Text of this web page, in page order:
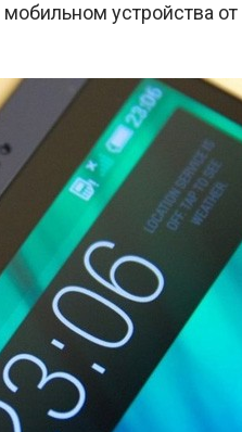
устройства от